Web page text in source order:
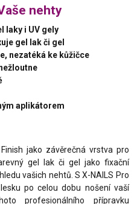
nehty
laky i UV gely
gel lak či gel
nezatéká ke kůžičce
aplikátorem
jako závěrečná vrstva pro
gel lak či gel jako fixační
vašich nehtů. S X-NAILS Pro
po celou dobu nošení vaší
profesionálního přípravku